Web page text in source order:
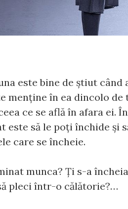
este bine de ştiut când
menţine în ea dincolo
ce se află în afara ei.
este să le poţi închide şi
care se încheie.
munca? Ţi s-a
pleci într-o călătorie?…